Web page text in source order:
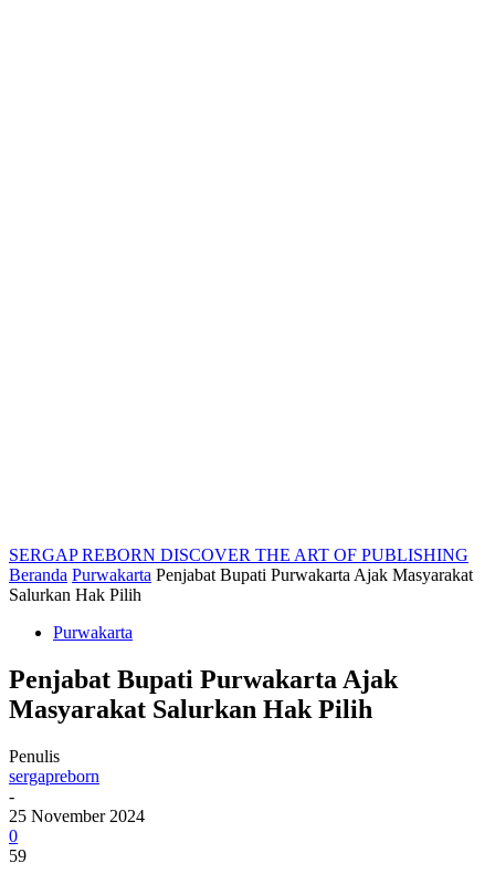
SERGAP REBORN DISCOVER THE ART OF PUBLISHING
Beranda Purwakarta Penjabat Bupati Purwakarta Ajak Masyarakat
Salurkan Hak Pilih
Purwakarta
Penjabat Bupati Purwakarta Ajak
Masyarakat Salurkan Hak Pilih
Penulis
sergapreborn
-
25 November 2024
0
59